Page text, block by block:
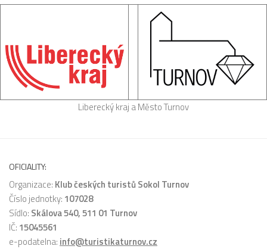
Liberecký kraj a Město Turnov
OFICIALITY:
Organizace: Klub českých turistů Sokol Turnov
Číslo jednotky: 107028
Sídlo: Skálova 540, 511 01 Turnov
IČ: 15045561
e-podatelna: info@turistikaturnov.cz